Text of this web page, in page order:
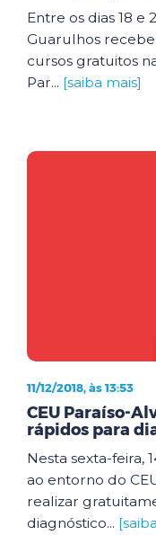
Entre os dias 18 e
Guarulhos
cursos gratuitos
Par... [saiba mais]
11/12/2018, às 13:53
CEU Paraíso-
rápidos para
Nesta sexta-feira,
ao entorno do
realizar
diagnóstico...